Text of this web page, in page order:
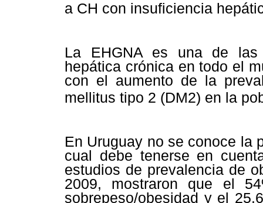
a CH con insuficiencia
La EHGNA es una de las
hepática crónica en todo el
con el aumento de la
mellitus tipo 2 (DM2) en la
En Uruguay no se conoce la
cual debe tenerse en
estudios de prevalencia de
2009, mostraron que el
sobrepeso/obesidad y el